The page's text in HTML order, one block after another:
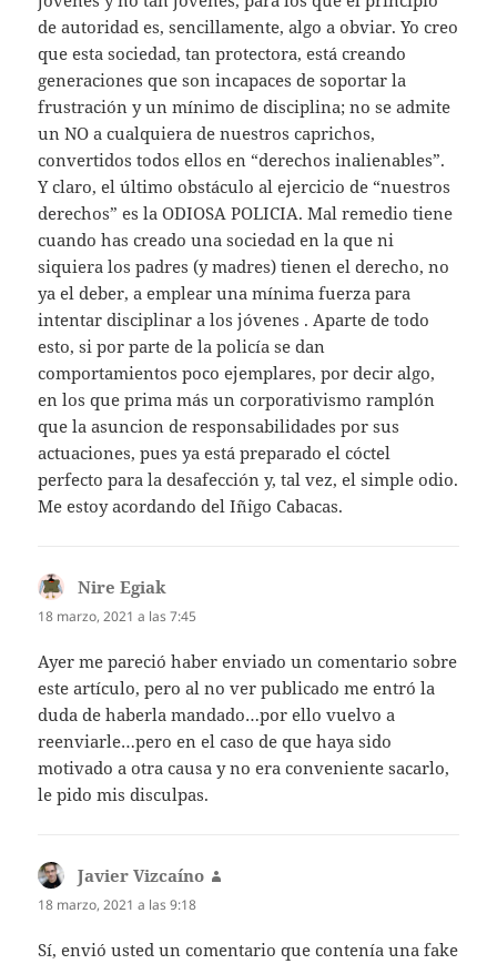
de autoridad es, sencillamente, algo a obviar. Yo creo
que esta sociedad, tan protectora, está creando
generaciones que son incapaces de soportar la
frustración y un mínimo de disciplina; no se admite
un NO a cualquiera de nuestros caprichos,
convertidos todos ellos en “derechos inalienables”.
Y claro, el último obstáculo al ejercicio de “nuestros
derechos” es la ODIOSA POLICIA. Mal remedio tiene
cuando has creado una sociedad en la que ni
siquiera los padres (y madres) tienen el derecho, no
ya el deber, a emplear una mínima fuerza para
intentar disciplinar a los jóvenes . Aparte de todo
esto, si por parte de la policía se dan
comportamientos poco ejemplares, por decir algo,
en los que prima más un corporativismo ramplón
que la asuncion de responsabilidades por sus
actuaciones, pues ya está preparado el cóctel
perfecto para la desafección y, tal vez, el simple odio.
Me estoy acordando del Iñigo Cabacas.
Nire Egiak
18 marzo, 2021 a las 7:45
Ayer me pareció haber enviado un comentario sobre
este artículo, pero al no ver publicado me entró la
duda de haberla mandado…por ello vuelvo a
reenviarle…pero en el caso de que haya sido
motivado a otra causa y no era conveniente sacarlo,
le pido mis disculpas.
Javier Vizcaíno
18 marzo, 2021 a las 9:18
Sí, envió usted un comentario que contenía una fake